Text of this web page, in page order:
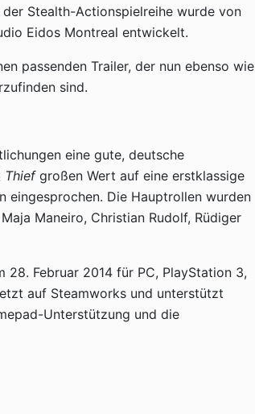
Stealth-Actionspielreihe wurde von
Eidos Montreal entwickelt.
passenden Trailer, der nun ebenso wie
sind.
eine gute, deutsche
Thiefgroßen Wert auf eine erstklassige
eingesprochen. Die Hauptrollen wurden
Maneiro, Christian Rudolf, Rüdiger
Februar 2014 für PC, PlayStation 3,
auf Steamworks und unterstützt
Unterstützung und die